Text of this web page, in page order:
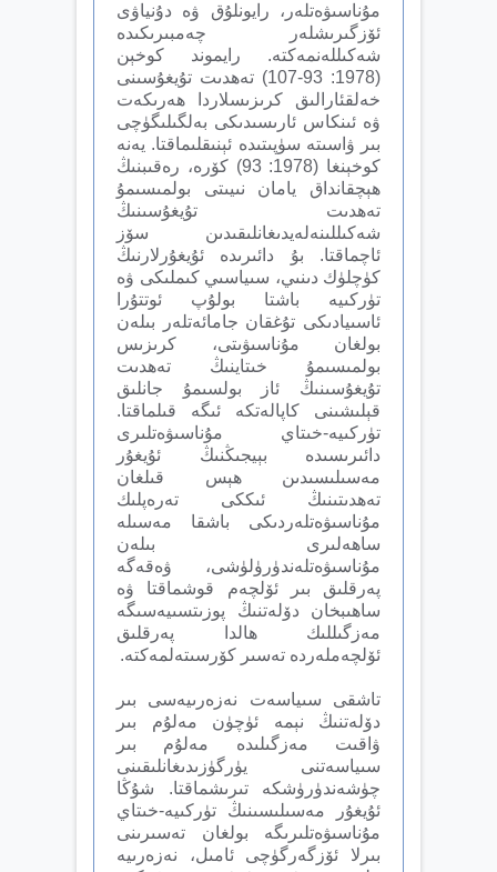
مۇناسىۋەتلەر، رايونلۇق ۋە دۇنياۋى
ئۆزگىرىشلەر چەمبىرىكىدە
شەكىللەنمەكتە. رايموند كوخېن
(1978: 93-107) تەھدىت تۇيغۇسىنى
خەلقئارالىق كرىزىسلاردا ھەرىكەت
ۋە ئىنكاس ئارىسىدىكى بەلگىلىگۈچى
بىر ۋاسىتە سۈپىتىدە ئېنىقلىماقتا. يەنە
كوخېنغا (1978: 93) كۆرە، رەقىبنىڭ
ھېچقانداق يامان نىيىتى بولمىسىمۇ
تەھدىت تۇيغۇسىنىڭ
شەكىللىنەلەيدىغانلىقىدىن سۆز
ئاچماقتا. بۇ دائىرىدە ئۇيغۇرلارنىڭ
كۈچلۈك دىنىي، سىياسىي كىملىكى ۋە
تۈركىيە باشتا بولۇپ ئوتتۇرا
ئاسىيادىكى تۇغقان جامائەتلەر بىلەن
بولغان مۇناسىۋىتى، كرىزىس
بولمىسىمۇ خىتاينىڭ تەھدىت
تۇيغۇسىنىڭ ئاز بولسىمۇ جانلىق
قېلىشىنى كاپالەتكە ئىگە قىلماقتا.
تۈركىيە-خىتاي مۇناسىۋەتلىرى
دائىرىسىدە بېيجىڭنىڭ ئۇيغۇر
مەسىلىسىدىن ھېس قىلغان
تەھدىتىنىڭ ئىككى تەرەپلىك
مۇناسىۋەتلەردىكى باشقا مەسىلە
ساھەلىرى بىلەن
مۇناسىۋەتلەندۈرۈلۈشى، ۋەقەگە
پەرقلىق بىر ئۆلچەم قوشماقتا ۋە
ساھىبخان دۆلەتنىڭ پوزىتسىيەسىگە
مەزگىللىك ھالدا پەرقلىق
ئۆلچەملەردە تەسىر كۆرسىتەلمەكتە.
تاشقى سىياسەت نەزەرىيەسى بىر
دۆلەتنىڭ نېمە ئۈچۈن مەلۇم بىر
ۋاقىت مەزگىلىدە مەلۇم بىر
سىياسەتنى يۈرگۈزىدىغانلىقىنى
چۈشەندۈرۈشكە تىرىشماقتا. شۇڭا
ئۇيغۇر مەسىلىسىنىڭ تۈركىيە-خىتاي
مۇناسىۋەتلىرىگە بولغان تەسىرىنى
بىرلا ئۆزگەرگۈچى ئامىل، نەزەرىيە